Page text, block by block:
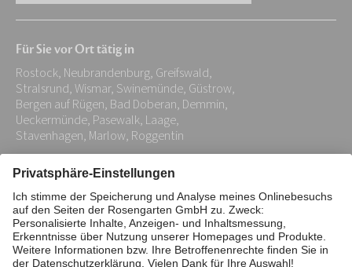
E-
Adresse:
*
Für Sie vor Ort tätig in
Rostock, Neubrandenburg, Greifswald,
Stralsrund, Wismar, Swinemünde, Güstrow,
Bergen auf Rügen, Bad Doberan, Demmin,
Ueckermünde, Pasewalk, Laage,
Stavenhagen, Marlow, Roggentin
Impressum Datenschutz
Stiftung
Interne Meldestelle
Zahlungsmittel
Barrierefreiheitserklärung
Vertrag widerrufen